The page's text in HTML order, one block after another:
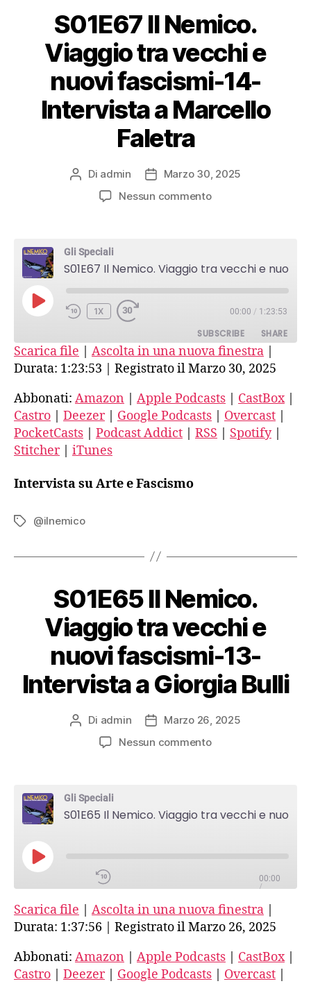
S01E67 Il Nemico.
Viaggio tra vecchi e
nuovi fascismi-14-
Intervista a Marcello
Faletra
Autore
articolo
Di admin
Data
dell'articolo
Marzo 30, 2025
Nessun commentosu
tra
vecchi
nuovi
fascismi-
14-
Intervista
Marcello
Faletra
Gli Speciali
PLAY
EPISODE
1X 00:00 / 1:23:53
SUBSCRIBE SHARE
Amazon Apple Podcasts
CastBox Castro
Deezer Google Podcasts
Overcast PocketCasts
Podcast Addict
RSS FEED
SHARE
LINK
EMBED
Scarica file Ascolta in una nuova finestra
Durata: 1:23:53
Registrato il Marzo 30, 2025
Abbonati: Amazon Apple Podcasts CastBox|
Castro
Deezer| Google Podcasts Overcast
PocketCasts
Podcast Addict RSS Spotify|
Stitcher| iTunes
Intervista su Arte e Fascismo
Tag @ilnemico
S01E65 Il Nemico.
Viaggio tra vecchi e
nuovi fascismi-13-
Intervista a Giorgia Bulli
Autore
articolo
Di admin
DataMarzo 26, 2025
Nessun commentosu
tra
Intervista
a
Bulli
Gli Speciali
PLAY
EPISODE
1X
00:00
/
1:37:56
SUBSCRIBE
SHARE
Scarica file | Ascolta in una nuova finestra |
Durata: 1:37:56 | Registrato il Marzo 26, 2025
Abbonati: Amazon | Apple Podcasts | CastBox|
Castro | Deezer| Google Podcasts | Overcast |